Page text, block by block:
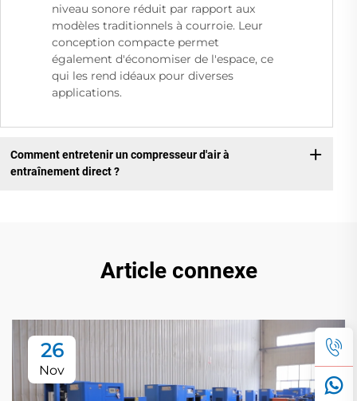
niveau sonore réduit par rapport aux
modèles traditionnels à courroie. Leur
conception compacte permet
également d'économiser de l'espace, ce
qui les rend idéaux pour diverses
applications.
Comment entretenir un compresseur d'air à
entraînement direct ?
Article connexe
26
Nov